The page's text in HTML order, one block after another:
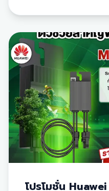
⚡ระบบไฟ 3 Phase
➡️50,183.-(จาก
HomePro TP
➡️ 76,933.-(จาก
🛡 บริการหลังการขายแล
ฟรี! บริการล้างแผง นาน 3
ฟรี! ตรวจเช็กอุปกรณ์ นาน
รับประกันเครื่อง
รับประกันแบตเตอรี่ 10 ปี
รับประกันแผงโซล่าเซลล์ย
โปรโมชั่น